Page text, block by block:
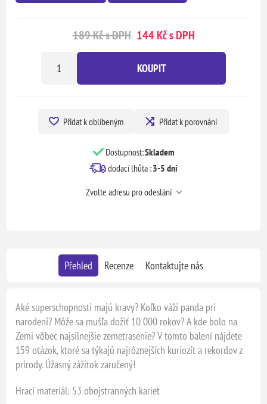
189 Kč s DPH 144 Kč s DPH
KOUPIT
Přidat k oblíbeným Přidat k porovnání
Dostupnost:Skladem
dodací lhůta :3-5 dní
Zvolte adresu pro odeslání
Přehled Recenze Kontaktujte nás
Aké superschopnosti majú kravy? Koľko váži panda pri
narodení? Môže sa mušľa dožiť 10 000 rokov? A kde bolo na
Zemi vôbec najsilnejšie zemetrasenie? V tomto balení nájdete
159 otázok, ktoré sa týkajú najrôznejších kuriozít a rekordov z
prírody. Úžasný zážitok zaručený!
Hrací materiál: 53 obojstranných kariet